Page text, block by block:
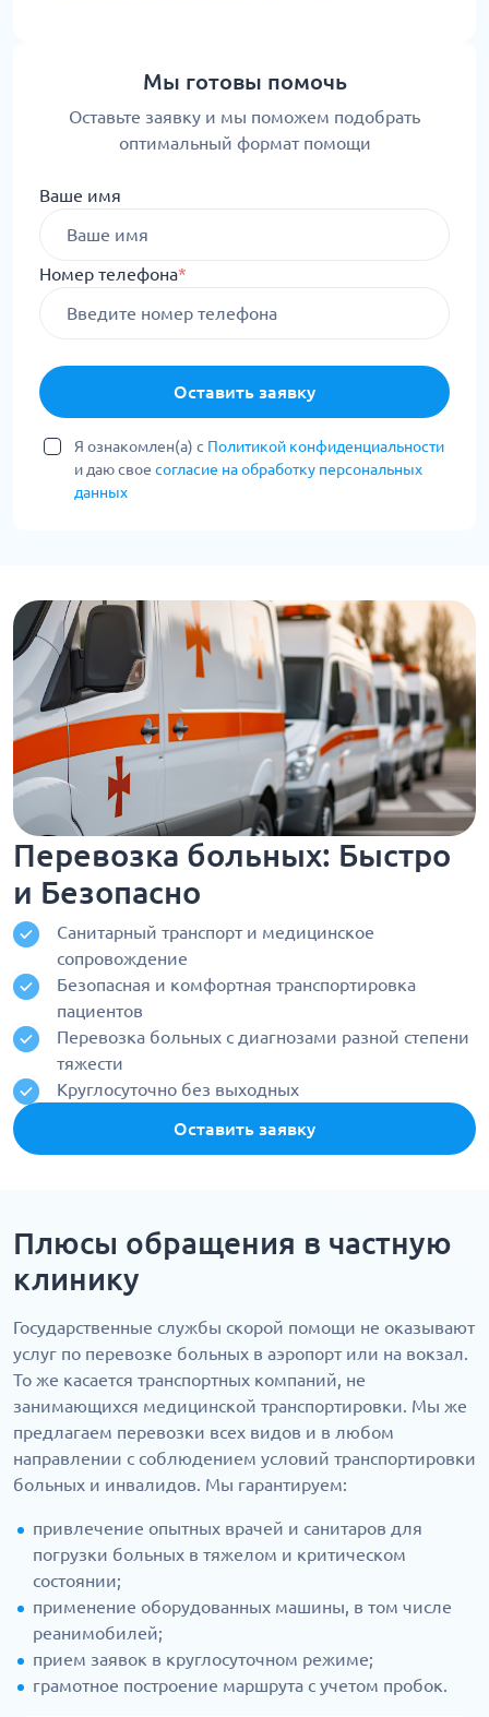
Мы готовы помочь
Оставьте заявку и мы поможем подобрать
оптимальный формат помощи
Ваше имя
Номер телефона*
Оставить заявку
Я ознакомлен(а) с Политикой конфиденциальности
и даю свое согласие на обработку персональных
данных
Перевозка больных: Быстро
и Безопасно
Санитарный транспорт и медицинское
сопровождение
Безопасная и комфортная транспортировка
пациентов
Перевозка больных с диагнозами разной степени
тяжести
Круглосуточно без выходных
Оставить заявку
Плюсы обращения в частную
клинику
Государственные службы скорой помощи не оказывают
услуг по перевозке больных в аэропорт или на вокзал.
То же касается транспортных компаний, не
занимающихся медицинской транспортировки. Мы же
предлагаем перевозки всех видов и в любом
направлении с соблюдением условий транспортировки
больных и инвалидов. Мы гарантируем:
привлечение опытных врачей и санитаров для
погрузки больных в тяжелом и критическом
состоянии;
применение оборудованных машины, в том числе
реанимобилей;
прием заявок в круглосуточном режиме;
грамотное построение маршрута с учетом пробок.